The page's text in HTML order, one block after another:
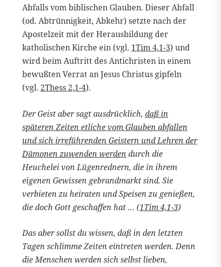
Abfalls vom biblischen Glauben. Dieser Abfall
(od. Abtrünnigkeit, Abkehr) setzte nach der
Apostelzeit mit der Herausbildung der
katholischen Kirche ein (vgl. 1Tim 4,1-3) und
wird beim Auftritt des Antichristen in einem
bewußten Verrat an Jesus Christus gipfeln
(vgl. 2Thess 2,1-4).
Der Geist aber sagt ausdrücklich, daß in
späteren Zeiten etliche vom Glauben abfallen
und sich irreführenden Geistern und Lehren der
Dämonen zuwenden werden durch die
Heuchelei von Lügenrednern, die in ihrem
eigenen Gewissen gebrandmarkt sind. Sie
verbieten zu heiraten und Speisen zu genießen,
die doch Gott geschaffen hat … (1Tim 4,1-3)
Das aber sollst du wissen, daß in den letzten
Tagen schlimme Zeiten eintreten werden. Denn
die Menschen werden sich selbst lieben,